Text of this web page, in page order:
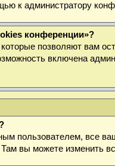
к администратору
конференции»?
позволяют вам
включена
пользователем, все
вы можете изменить